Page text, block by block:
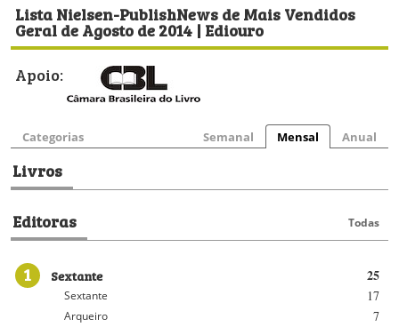
Lista Nielsen-PublishNews de Mais Vendidos
Geral de Agosto de 2014 | Ediouro
Apoio:
Categorias Semanal Mensal Anual
Livros
Editoras Todas
1 25
Sextante
17
Sextante
7
Arqueiro